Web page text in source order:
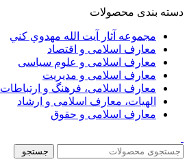
دسته بندی محصولات
مجموعه آثار آيت الله مهدوي كني
معارف اسلامی و اقتصاد
معارف اسلامی و علوم سیاسی
معارف اسلامی و مدیریت
معارف اسلامی، فرهنگ و ارتباطات
الهیات، معارف اسلامی و ارشاد
معارف اسلامی و حقوق
جستجو